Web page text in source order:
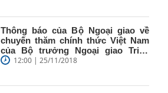
Thông báo của Bộ Ngoại giao về
chuyến thăm chính thức Việt Nam
của Bộ trưởng Ngoại giao Triều
Tiên12:00 | 25/11/2018